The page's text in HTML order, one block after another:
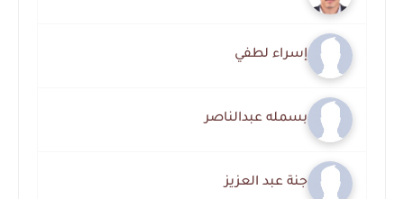
إسراء لطفي
بسمله عبدالناصر
جنة عبد العزيز